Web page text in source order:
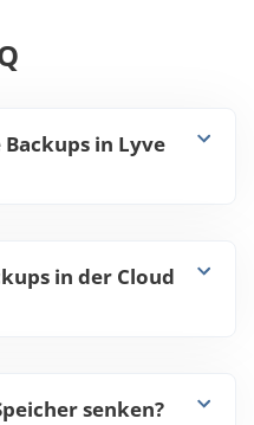
in Lyve
in der Cloud
senken?